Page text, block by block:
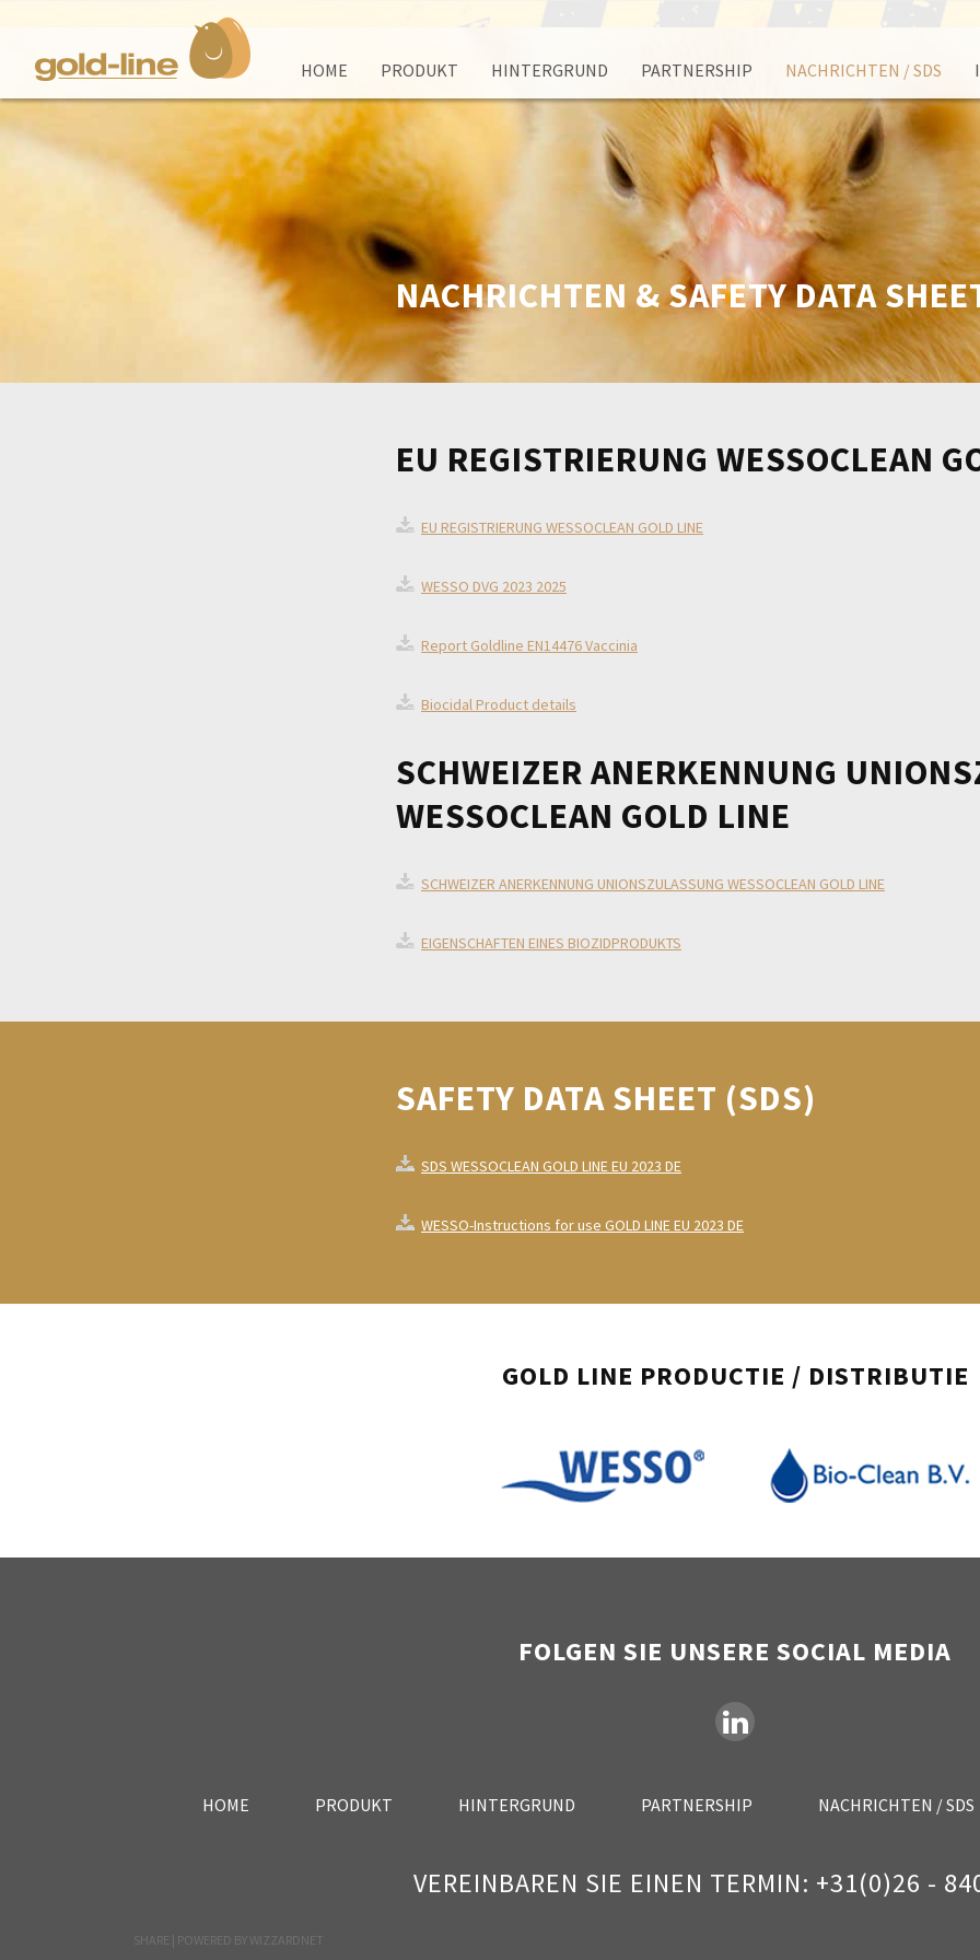
HOME PRODUKT HINTERGRUND PARTNERSHIP NACHRICHTEN / SDS
Home
Produkt
Hintergrund
Partnership
Nachrichten
NACHRICHTEN & SAFETY DATA
EU REGISTRIERUNG WESSOCLEAN
EU REGISTRIERUNG WESSOCLEAN GOLD LINE
WESSO DVG 2023 2025
Report Goldline EN14476 Vaccinia
Biocidal Product details
SCHWEIZER ANERKENNUNG
WESSOCLEAN GOLD LINE
SCHWEIZER ANERKENNUNG UNIONSZULASSUNG WESSOCLEAN GOLD LINE
EIGENSCHAFTEN EINES BIOZIDPRODUKTS
SAFETY DATA SHEET (SDS)
SDS WESSOCLEAN GOLD LINE EU 2023 DE
WESSO-Instructions for use GOLD LINE EU 2023 DE
GOLD LINE PRODUCTIE / DISTRIBUTIE
FOLGEN SIE UNSERE SOCIAL MEDIA
HOME PRODUKT HINTERGRUND PARTNERSHIP NACHRICHTEN / SDS
VEREINBAREN SIE EINEN TERMIN: +31(0)26 -
SHARE | POWERED BY WIZZARDNET